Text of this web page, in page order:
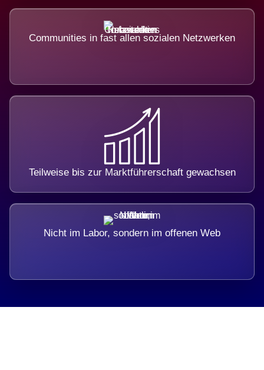
Communities in fast allen sozialen Netzwerken
Teilweise bis zur Marktführerschaft gewachsen
Nicht im Labor, sondern im offenen Web